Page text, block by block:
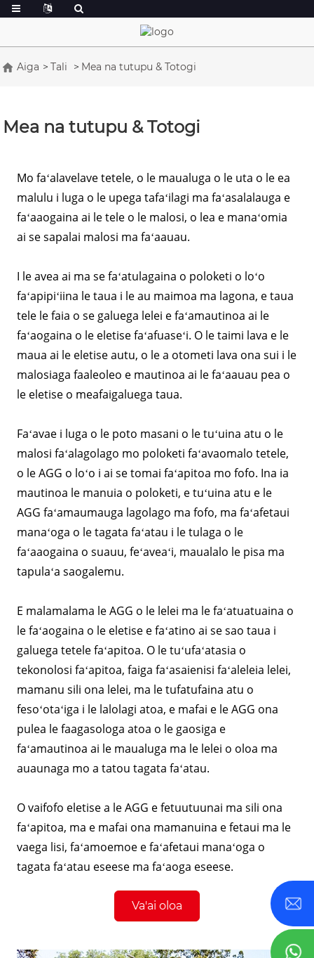
Aiga Tali Mea na tutupu & Totogi
Mea na tutupu & Totogi
Mo faʻalavelave tetele, o le maualuga o le uta o le ea
malulu i luga o le upega tafaʻilagi ma faʻasalalauga e
faʻaaogaina ai le tele o le malosi, o lea e manaʻomia
ai se sapalai malosi ma faʻaauau.
I le avea ai ma se faʻatulagaina o poloketi o loʻo
faʻapipiʻiina le taua i le au maimoa ma lagona, e taua
tele le faia o se galuega lelei e faʻamautinoa ai le
faʻaogaina o le eletise faʻafuaseʻi. O le taimi lava e le
maua ai le eletise autu, o le a otometi lava ona sui i le
malosiaga faaleoleo e mautinoa ai le faʻaauau pea o
le eletise o meafaigaluega taua.
Faʻavae i luga o le poto masani o le tuʻuina atu o le
malosi faʻalagolago mo poloketi faʻavaomalo tetele,
o le AGG o loʻo i ai se tomai faʻapitoa mo fofo. Ina ia
mautinoa le manuia o poloketi, e tuʻuina atu e le
AGG faʻamaumauga lagolago ma fofo, ma faʻafetaui
manaʻoga o le tagata faʻatau i le tulaga o le
faʻaaogaina o suauu, feʻaveaʻi, maualalo le pisa ma
tapulaʻa saogalemu.
E malamalama le AGG o le lelei ma le faʻatuatuaina o
le faʻaogaina o le eletise e faʻatino ai se sao taua i
galuega tetele faʻapitoa. O le tuʻufaʻatasia o
tekonolosi faʻapitoa, faiga faʻasaienisi faʻaleleia lelei,
mamanu sili ona lelei, ma le tufatufaina atu o
fesoʻotaʻiga i le lalolagi atoa, e mafai e le AGG ona
pulea le faagasologa atoa o le gaosiga e
faʻamautinoa ai le maualuga ma le lelei o oloa ma
auaunaga mo a tatou tagata faʻatau.
O vaifofo eletise a le AGG e fetuutuunai ma sili ona
faʻapitoa, ma e mafai ona mamanuina e fetaui ma le
vaega lisi, faʻamoemoe e faʻafetaui manaʻoga o
tagata faʻatau eseese ma faʻaoga eseese.
Va'ai oloa